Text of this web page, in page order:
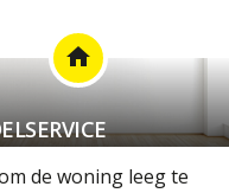
home
de woning leeg te